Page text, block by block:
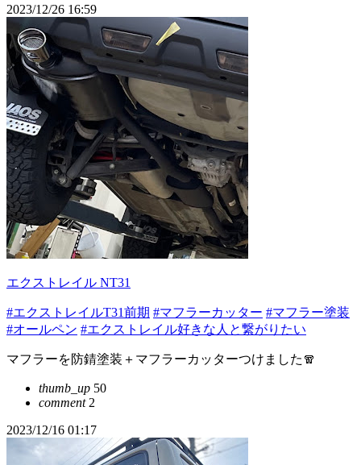
2023/12/26 16:59
エクストレイル NT31
#エクストレイルT31前期 #マフラーカッター #マフラー塗装
#オールペン #エクストレイル好きな人と繋がりたい
マフラーを防錆塗装＋マフラーカッターつけました🧣
thumb_up 50
comment2
2023/12/16 01:17